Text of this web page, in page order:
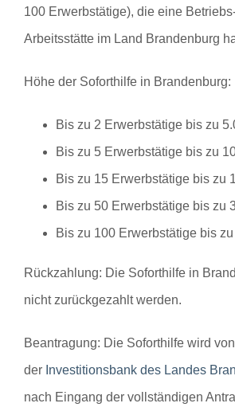
100 Erwerbstätige), die eine
Arbeitsstätte im Land Brandenburg
Höhe der Soforthilfe in Brandenburg:
Bis zu 2 Erwerbstätige bis zu
Bis zu 5 Erwerbstätige bis zu
Bis zu 15 Erwerbstätige bis zu
Bis zu 50 Erwerbstätige bis zu
Bis zu 100 Erwerbstätige bis
Rückzahlung: Die Soforthilfe in
nicht zurückgezahlt werden.
Beantragung: Die Soforthilfe wird von
der Investitionsbank des Landes
nach Eingang der vollständigen